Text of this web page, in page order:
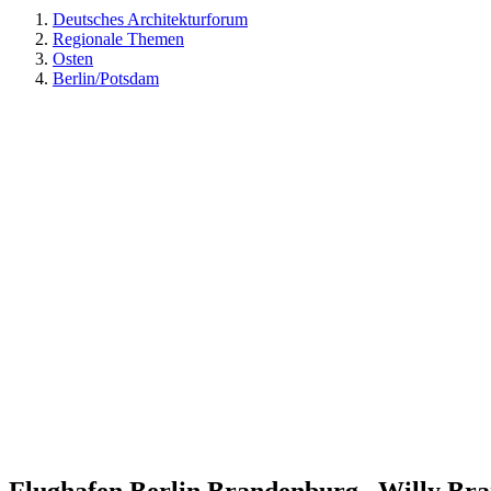
Deutsches Architekturforum
Regionale Themen
Osten
Berlin/Potsdam